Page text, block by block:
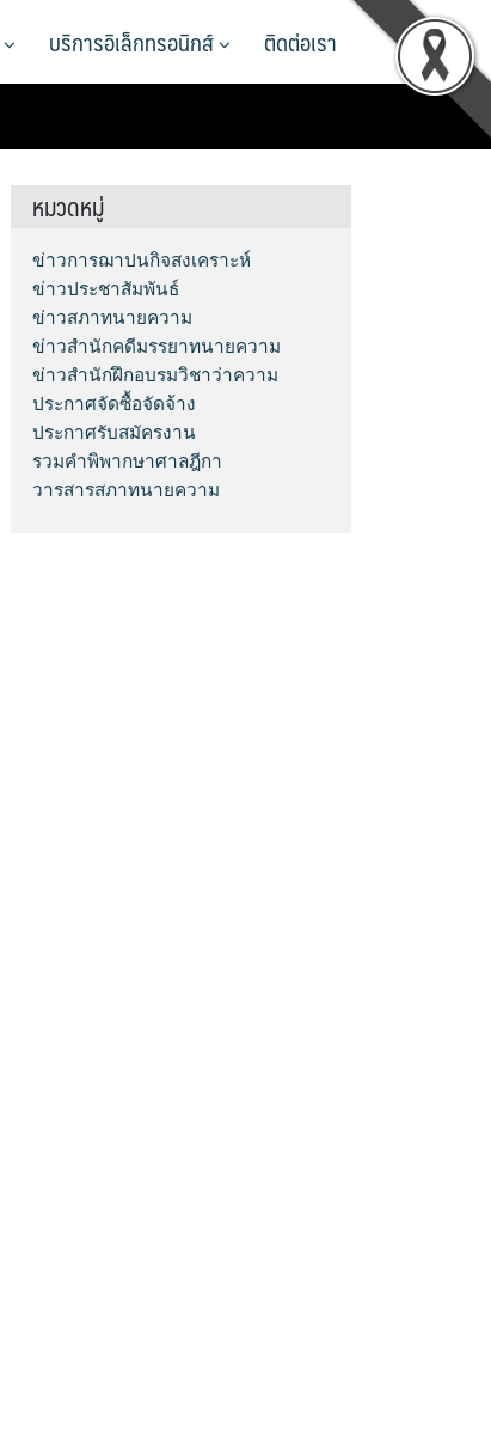
บริการอิเล็กทรอนิกส์ ติดต่อเรา
หมวดหมู่
ข่าวการฌาปนกิจสงเคราะห์
ข่าวประชาสัมพันธ์
ข่าวสภาทนายความ
ข่าวสำนักคดีมรรยาทนายความ
ข่าวสำนักฝึกอบรมวิชาว่าความ
ประกาศจัดซื้อจัดจ้าง
ประกาศรับสมัครงาน
รวมคำพิพากษาศาลฎีกา
วารสารสภาทนายความ